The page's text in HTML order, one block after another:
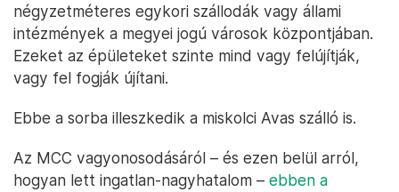
négyzetméteres egykori szállodák vagy állami
intézmények a megyei jogú városok központjában.
Ezeket az épületeket szinte mind vagy felújítják,
vagy fel fogják újítani.
Ebbe a sorba illeszkedik a miskolci Avas szálló is.
Az MCC vagyonosodásáról – és ezen belül arról,
hogyan lett ingatlan-nagyhatalom – ebben a